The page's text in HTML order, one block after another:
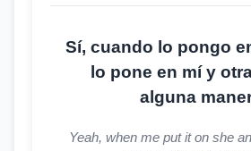
Sí, cuando lo pongo
lo pone en mí y
alguna
Yeah, when me put it on she